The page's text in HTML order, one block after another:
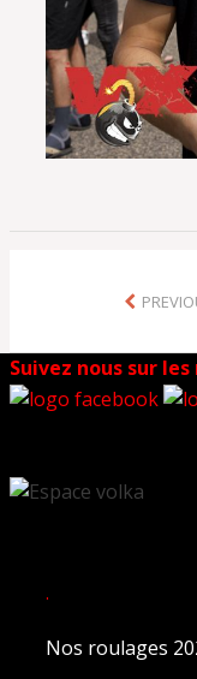
Suivez nous sur
.
Nos roulages